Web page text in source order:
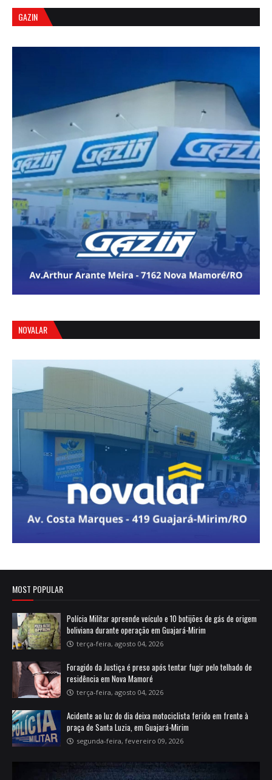
GAZIN
NOVALAR
MOST POPULAR
Polícia Militar apreende veículo e 10 botijões de gás de origem
boliviana durante operação em Guajará-Mirim
terça-feira, agosto 04, 2026
Foragido da Justiça é preso após tentar fugir pelo telhado de
residência em Nova Mamoré
terça-feira, agosto 04, 2026
Acidente ao luz do dia deixa motociclista ferido em frente à
praça de Santa Luzia, em Guajará-Mirim
segunda-feira, fevereiro 09, 2026